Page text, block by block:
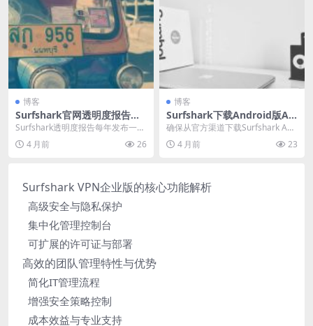
博客
Surfshark官网透明度报告发
布频率与内容
Surfshark透明度报告每年发布一
次，详细涵盖法律请求、服务器设
施、所有权结...
4 月前 26
博客
Surfshark下载Android版AP
K直装包安全检测
确保从官方渠道下载Surfshark And
roid版APK是保障安全的关键。本...
4 月前 23
Surfshark VPN企业版的核心功能解析
高级安全与隐私保护
集中化管理控制台
可扩展的许可证与部署
高效的团队管理特性与优势
简化IT管理流程
增强安全策略控制
成本效益与专业支持